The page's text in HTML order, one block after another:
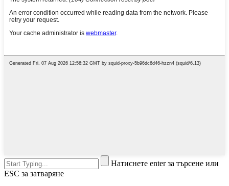
Натиснете enter за търсене или
ESC за затваряне